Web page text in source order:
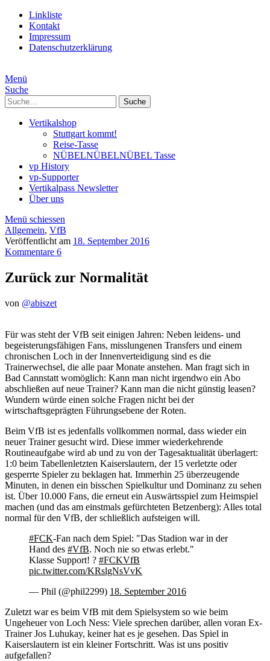
Linkliste
Kontakt
Impressum
Datenschutzerklärung
Menü
Suche
Suche
Vertikalshop
Stuttgart kommt!
Reise-Tasse
NÜBELNÜBELNÜBEL Tasse
vp History
vp-Supporter
Vertikalpass Newsletter
Über uns
Menü schiessen
Allgemein, VfB
Veröffentlicht am 18. September 2016
Kommentare 6
Zurück zur Normalität
von @abiszet
Für was steht der VfB seit einigen Jahren: Neben leidens- und
begeisterungsfähigen Fans, misslungenen Transfers und einem
chronischen Loch in der Innenverteidigung sind es die
Trainerwechsel, die alle paar Monate anstehen. Man fragt sich in
Bad Cannstatt womöglich: Kann man nicht irgendwo ein Abo
abschließen auf neue Trainer? Kann man die nicht günstig leasen?
Wundern würde einen solche Fragen nicht bei der
wirtschaftsgeprägten Führungsebene der Roten.
Beim VfB ist es jedenfalls vollkommen normal, dass wieder ein
neuer Trainer gesucht wird. Diese immer wiederkehrende
Routineaufgabe wird ab und zu von der Tagesaktualität überlagert:
1:0 beim Tabellenletzten Kaiserslautern, der 15 verletzte oder
gesperrte Spieler zu beklagen hat. Immerhin 25 überzeugende
Minuten, in denen ein bisschen Spielkultur und Dominanz zu sehen
ist. Über 10.000 Fans, die erneut ein Auswärtsspiel zum Heimspiel
machen (und das am einstmals gefürchteten Betzenberg): Alles total
normal für den VfB, der schließlich aufsteigen will.
#FCK-Fan nach dem Spiel: "Das Stadion war in der
Hand des #VfB. Noch nie so etwas erlebt."
Klasse Support! ? #FCKVfB
pic.twitter.com/KRslgNsVvK
— Phil (@phil2299) 18. September 2016
Zuletzt war es beim VfB mit dem Spielsystem so wie beim
Ungeheuer von Loch Ness: Viele sprechen darüber, allen voran Ex-
Trainer Jos Luhukay, keiner hat es je gesehen. Das Spiel in
Kaiserslautern ist ein kleiner Fortschritt. Was ist uns positiv
aufgefallen?